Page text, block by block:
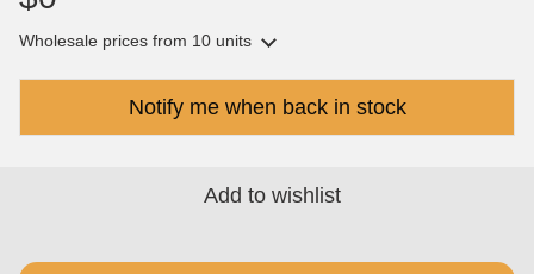
Wholesale prices from 10 units
Notify me when back in stock
Add to wishlist